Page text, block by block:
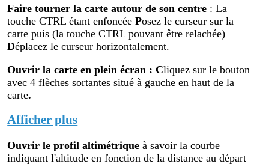
Faire tourner la carte autour de son centre : La
touche CTRL étant enfoncéePosez le curseur sur la
carte puis (la touche CTRL pouvant être relachée)
Déplacez le curseur horizontalement.
Ouvrir la carte en plein écran :Cliquez sur le bouton
avec 4 flèches sortantes situé à gauche en haut de la
carte.
Afficher plus
Ouvrir le profil altimétrique à savoir la courbe
indiquant l'altitude en fonction de la distance au départ